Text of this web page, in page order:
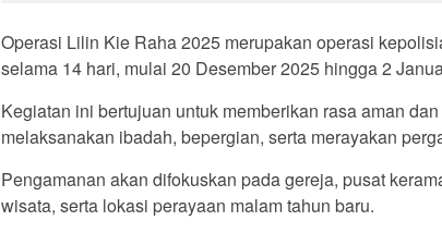
Operasi Lilin Kie Raha 2025 merupakan operasi
selama 14 hari, mulai 20 Desember 2025 hingga 2
Kegiatan ini bertujuan untuk memberikan rasa aman
melaksanakan ibadah, bepergian, serta merayakan
Pengamanan akan difokuskan pada gereja, pusat
wisata, serta lokasi perayaan malam tahun baru.